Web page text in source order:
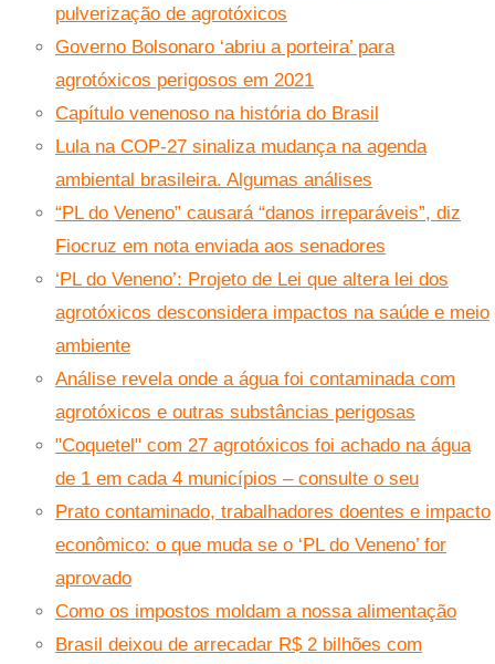
pulverização de agrotóxicos
Governo Bolsonaro ‘abriu a porteira’ para
agrotóxicos perigosos em 2021
Capítulo venenoso na história do Brasil
Lula na COP-27 sinaliza mudança na agenda
ambiental brasileira. Algumas análises
“PL do Veneno” causará “danos irreparáveis”, diz
Fiocruz em nota enviada aos senadores
‘PL do Veneno’: Projeto de Lei que altera lei dos
agrotóxicos desconsidera impactos na saúde e meio
ambiente
Análise revela onde a água foi contaminada com
agrotóxicos e outras substâncias perigosas
"Coquetel" com 27 agrotóxicos foi achado na água
de 1 em cada 4 municípios – consulte o seu
Prato contaminado, trabalhadores doentes e impacto
econômico: o que muda se o ‘PL do Veneno’ for
aprovado
Como os impostos moldam a nossa alimentação
Brasil deixou de arrecadar R$ 2 bilhões com